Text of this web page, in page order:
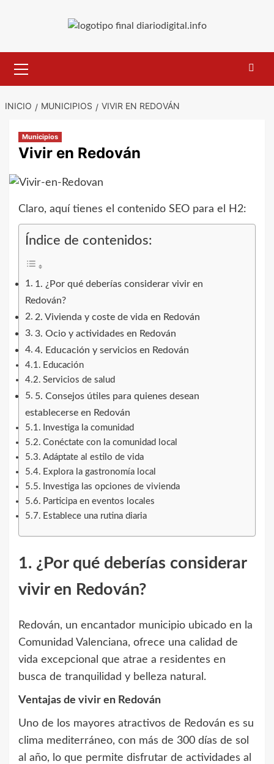
primario
INICIO MUNICIPIOS VIVIR EN REDOVÁN
Municipios
Vivir en Redován
Claro, aquí tienes el contenido SEO para el H2:
Índice de contenidos:
1. ¿Por qué deberías considerar vivir en
Redován?
2. Vivienda y coste de vida en Redován
3. Ocio y actividades en Redován
4. Educación y servicios en Redován
Educación
Servicios de salud
5. Consejos útiles para quienes desean
establecerse en Redován
Investiga la comunidad
Conéctate con la comunidad local
Adáptate al estilo de vida
Explora la gastronomía local
Investiga las opciones de vivienda
Participa en eventos locales
Establece una rutina diaria
1. ¿Por qué deberías considerar
vivir en Redován?
Redován, un encantador municipio ubicado en la
Comunidad Valenciana, ofrece una calidad de
vida excepcional que atrae a residentes en
busca de tranquilidad y belleza natural.
Ventajas de vivir en Redován
Uno de los mayores atractivos de Redován es su
clima mediterráneo, con más de 300 días de sol
al año, lo que permite disfrutar de actividades al